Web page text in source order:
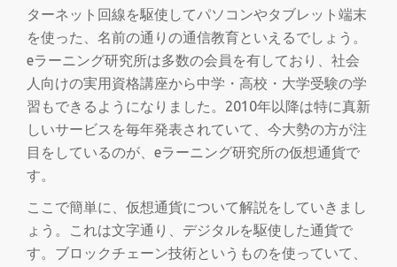
り
替
え
ターネット回線を駆使してパソコンやタブレット端末
を使った、名前の通りの通信教育といえるでしょう。
eラーニング研究所は多数の会員を有しており、社会
人向けの実用資格講座から中学・高校・大学受験の学
習もできるようになりました。2010年以降は特に真新
しいサービスを毎年発表されていて、今大勢の方が注
目をしているのが、eラーニング研究所の仮想通貨で
す。
ここで簡単に、仮想通貨について解説をしていきまし
ょう。これは文字通り、デジタルを駆使した通貨で
す。ブロックチェーン技術というものを使っていて、